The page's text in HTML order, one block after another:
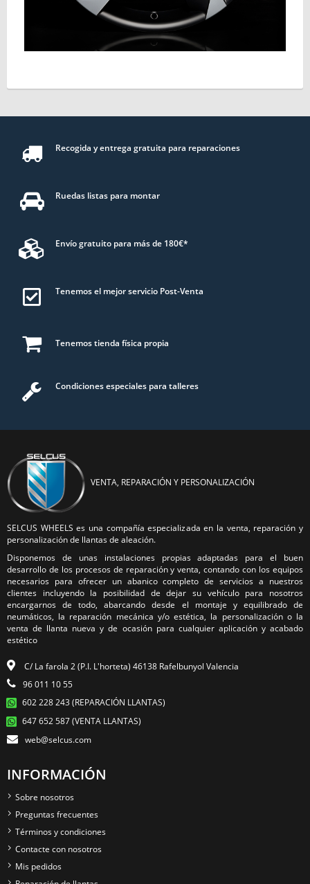
Recogida y entrega gratuita para reparaciones
Ruedas listas para montar
Envío gratuito para más de 180€*
Tenemos el mejor servicio Post-Venta
Tenemos tienda física propia
Condiciones especiales para talleres
VENTA, REPARACIÓN Y PERSONALIZACIÓN
SELCUS WHEELS es una compañía especializada en la venta, reparación y
personalización de llantas de aleación.
Disponemos de unas instalaciones propias adaptadas para el buen
desarrollo de los procesos de reparación y venta, contando con los equipos
necesarios para ofrecer un abanico completo de servicios a nuestros
clientes incluyendo la posibilidad de dejar su vehículo para nosotros
encargarnos de todo, abarcando desde el montaje y equilibrado de
neumáticos, la reparación mecánica y/o estética, la personalización o la
venta de llanta nueva y de ocasión para cualquier aplicación y acabado
estético
C/ La farola 2 (P.I. L'horteta) 46138 Rafelbunyol Valencia
96 011 10 55
602 228 243 (REPARACIÓN LLANTAS)
647 652 587 (VENTA LLANTAS)
web@selcus.com
INFORMACIÓN
Sobre nosotros
Preguntas frecuentes
Términos y condiciones
Contacte con nosotros
Mis pedidos